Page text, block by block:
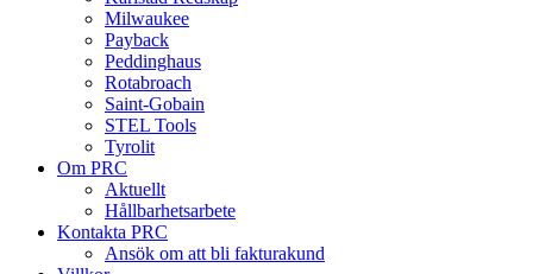
Milwaukee
Payback
Peddinghaus
Rotabroach
Saint-Gobain
STEL Tools
Tyrolit
Om PRC
Aktuellt
Hållbarhetsarbete
Kontakta PRC
Ansök om att bli fakturakund